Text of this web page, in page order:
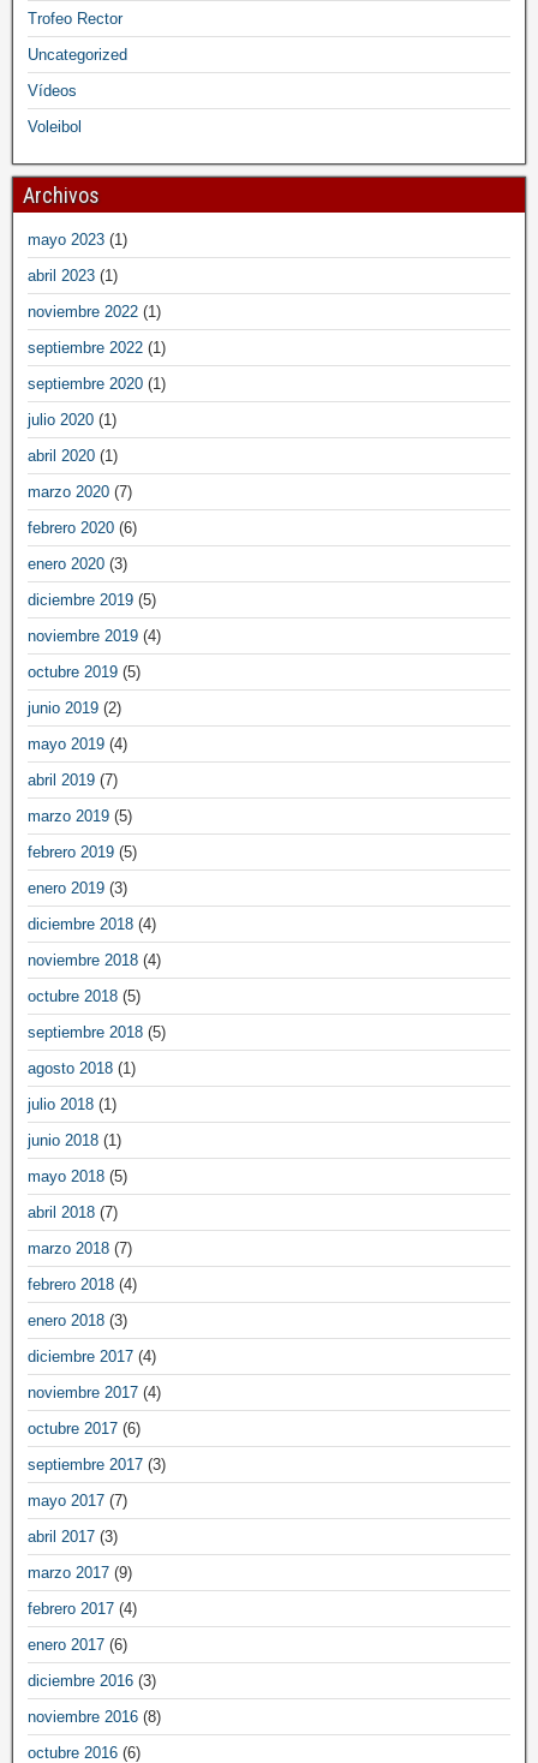
Trofeo Rector
Uncategorized
Vídeos
Voleibol
Archivos
mayo 2023 (1)
abril 2023 (1)
noviembre 2022 (1)
septiembre 2022 (1)
septiembre 2020 (1)
julio 2020 (1)
abril 2020 (1)
marzo 2020 (7)
febrero 2020 (6)
enero 2020 (3)
diciembre 2019 (5)
noviembre 2019 (4)
octubre 2019 (5)
junio 2019 (2)
mayo 2019 (4)
abril 2019 (7)
marzo 2019 (5)
febrero 2019 (5)
enero 2019 (3)
diciembre 2018 (4)
noviembre 2018 (4)
octubre 2018 (5)
septiembre 2018 (5)
agosto 2018 (1)
julio 2018 (1)
junio 2018 (1)
mayo 2018 (5)
abril 2018 (7)
marzo 2018 (7)
febrero 2018 (4)
enero 2018 (3)
diciembre 2017 (4)
noviembre 2017 (4)
octubre 2017 (6)
septiembre 2017 (3)
mayo 2017 (7)
abril 2017 (3)
marzo 2017 (9)
febrero 2017 (4)
enero 2017 (6)
diciembre 2016 (3)
noviembre 2016 (8)
octubre 2016 (6)